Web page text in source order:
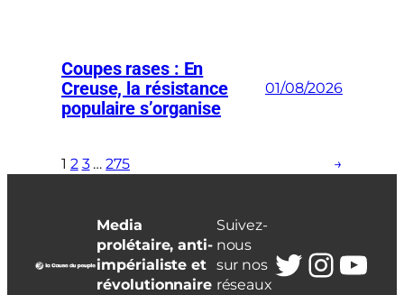
Coupes rases : En
Creuse, la résistance
populaire s’organise
01/08/2026
1 2 3 … 275 →
Media
prolétaire, anti-
impérialiste et
révolutionnaire
Suivez-
nous
sur nos
réseaux
Twitter